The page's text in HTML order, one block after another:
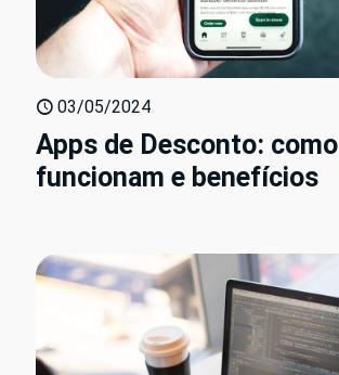
03/05/2024
Apps de Desconto: como
funcionam e benefícios